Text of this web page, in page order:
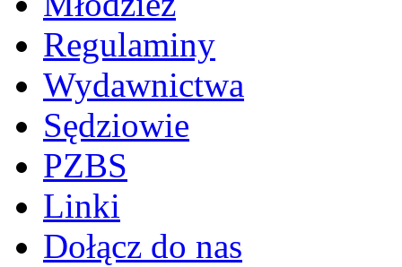
Regulaminy
Wydawnictwa
Sędziowie
PZBS
Linki
Dołącz do nas